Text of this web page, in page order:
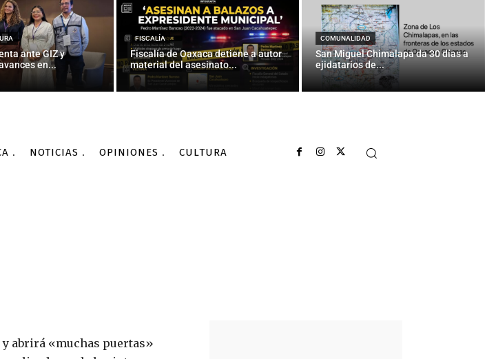
ante GIZ y
en...
FISCALÍA
Fiscalía de Oaxaca detiene a autor
material del asesinato...
COMUNALIDAD
San Miguel Chimalapa da 30 días a
ejidatarios de...
NOTICIAS OPINIONES CULTURA
NACIONALES
puertas a la animación
CONACYT 02/03/2016
abrirá «muchas puertas»